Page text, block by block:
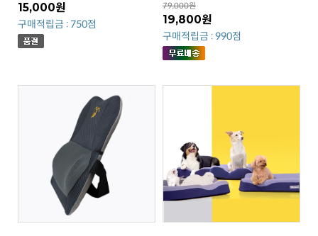
15,000원
구매적립금 : 750점
79,000원
19,800원
구매적립금 : 990점